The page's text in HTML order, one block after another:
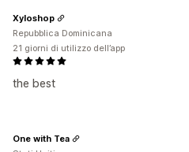
the best
Xyloshop
Repubblica Dominicana
21 giorni di utilizzo dell’app
One with Tea